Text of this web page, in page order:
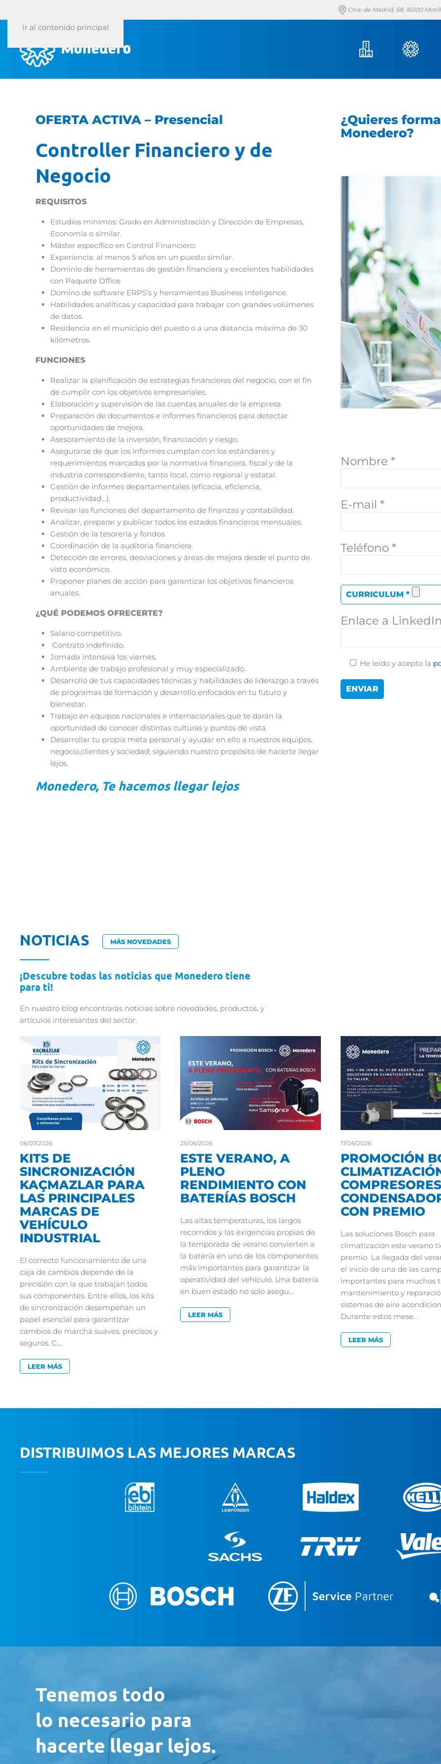
Ir al contenido principal
Ctra. de Madrid, 58, 16200
OFERTA ACTIVA – Presencial
Controller Financiero y de
Negocio
REQUISITOS
Estudios mínimos: Grado en Administración y Dirección de Empresas,
Economía o similar.
Máster específico en Control Financiero.
Experiencia: al menos 5 años en un puesto similar.
Dominio de herramientas de gestión financiera y excelentes habilidades
con Paquete Office
Domino de software ERPS’s y herramientas Business Inteligence.
Habilidades analíticas y capacidad para trabajar con grandes volúmenes
de datos.
Residencia en el municipio del puesto o a una distancia máxima de 30
kilómetros.
FUNCIONES
Realizar la planificación de estrategias financieras del negocio, con el fin
de cumplir con los objetivos empresariales.
Elaboración y supervisión de las cuentas anuales de la empresa
Preparación de documentos e informes financieros para detectar
oportunidades de mejora.
Asesoramiento de la inversión, financiación y riesgo.
Asegurarse de que los informes cumplan con los estándares y
requerimientos marcados por la normativa financiera, fiscal y de la
industria correspondiente, tanto local, como regional y estatal.
Gestión de informes departamentales (eficacia, eficiencia,
productividad…).
Revisar las funciones del departamento de finanzas y contabilidad.
Analizar, preparar y publicar todos los estados financieros mensuales.
Gestión de la tesorería y fondos.
Coordinación de la auditoria financiera.
Detección de errores, desviaciones y áreas de mejora desde el punto de
visto económico.
Proponer planes de acción para garantizar los objetivos financieros
anuales.
¿QUÉ PODEMOS OFRECERTE?
Salario competitivo.
Contrato indefinido.
Jornada intensiva los viernes.
Ambiente de trabajo profesional y muy especializado.
Desarrollo de tus capacidades técnicas y habilidades de liderazgo a través
de programas de formación y desarrollo enfocados en tu futuro y
bienestar.
Trabajo en equipos nacionales e internacionales que te darán la
oportunidad de conocer distintas culturas y puntos de vista.
Desarrollar tu propia meta personal y ayudar en ello a nuestros equipos,
negocio,clientes y sociedad; siguiendo nuestro propósito de hacerte llegar
lejos.
Monedero, Te hacemos llegar lejos
¿Quieres
Monedero?
Nombre *
E-mail *
Teléfono *
CURRICULUM *
Enlace a
He leído y acepto la
NOTICIAS MÁS NOVEDADES
¡Descubre todas las noticias que Monedero tiene
para ti!
En nuestro blog encontrarás noticias sobre novedades, productos, y
artículos interesantes del sector.
06/07/2026
KITS DE
SINCRONIZACIÓN
KAÇMAZLAR PARA
LAS PRINCIPALES
MARCAS DE
VEHÍCULO
INDUSTRIAL
El correcto funcionamiento de una
caja de cambios depende de la
precisión con la que trabajan todos
sus componentes. Entre ellos, los kits
de sincronización desempeñan un
papel esencial para garantizar
cambios de marcha suaves, precisos y
seguros. C…
LEER MÁS
25/06/2026
ESTE VERANO, A
PLENO
RENDIMIENTO CON
BATERÍAS BOSCH
Las altas temperaturas, los largos
recorridos y las exigencias propias de
la temporada de verano convierten a
la batería en uno de los componentes
más importantes para garantizar la
operatividad del vehículo. Una batería
en buen estado no solo asegu…
LEER MÁS
17/06/2026
PROMOCIÓN
CON PREMIO
Las soluciones Bosch para
climatización este verano
premio La llegada del
el inicio de una de las
importantes para muchos
mantenimiento y
sistemas de aire
Durante estos mese…
LEER MÁS
DISTRIBUIMOS LAS MEJORES MARCAS
Tenemos todo
lo necesario para
hacerte llegar lejos.